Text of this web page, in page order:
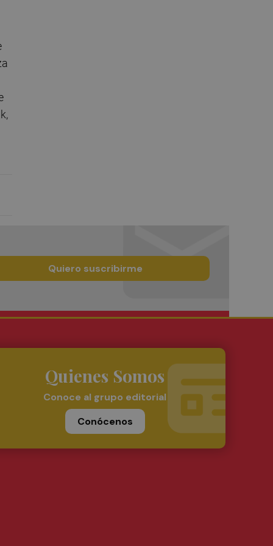
Quiero suscribirme
Quienes Somos
Conoce al grupo editorial
Conócenos